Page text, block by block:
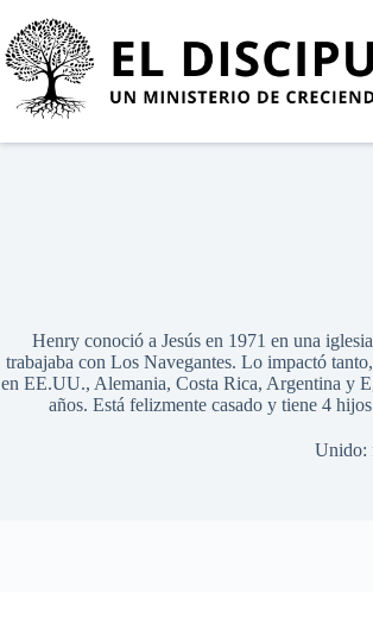
Henry conoció a Jesús en 1971 en una
trabajaba con Los Navegantes. Lo impactó
en EE.UU., Alemania, Costa Rica, Argentina y
años. Está felizmente casado y tiene 4
Unido: